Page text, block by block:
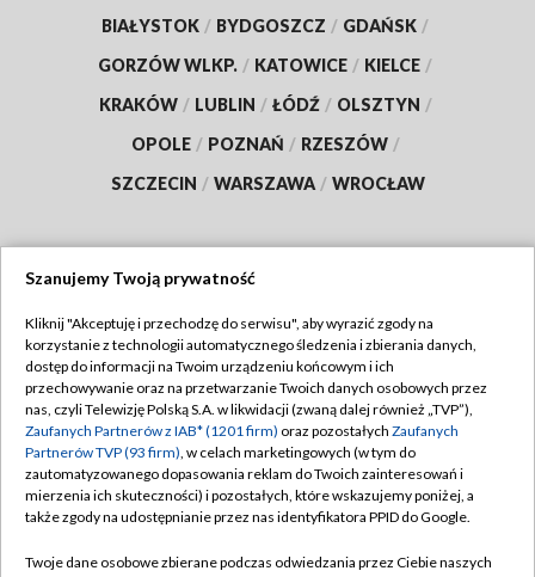
BIAŁYSTOK / BYDGOSZCZ / GDAŃSK /
GORZÓW WLKP. / KATOWICE / KIELCE /
KRAKÓW / LUBLIN / ŁÓDŹ / OLSZTYN /
OPOLE / POZNAŃ / RZESZÓW /
SZCZECIN / WARSZAWA / WROCŁAW
TVP
Abonament TVP
Emisja w TVP
Centrum informacji TVP
Naziemna Telewizja Cyfrowa
Regulamin TVP
Polityka prywatności
Moje zgody
Pomoc
Szanujemy Twoją prywatność
Kliknij "Akceptuję i przechodzę do serwisu", aby wyrazić zgody na
korzystanie z technologii automatycznego śledzenia i zbierania danych,
dostęp do informacji na Twoim urządzeniu końcowym i ich
przechowywanie oraz na przetwarzanie Twoich danych osobowych przez
nas, czyli Telewizję Polską S.A. w likwidacji (zwaną dalej również „TVP”),
Zaufanych Partnerów z IAB* (1201 firm) oraz pozostałych Zaufanych
Partnerów TVP (93 firm), w celach marketingowych (w tym do
zautomatyzowanego dopasowania reklam do Twoich zainteresowań i
mierzenia ich skuteczności) i pozostałych, które wskazujemy poniżej, a
także zgody na udostępnianie przez nas identyfikatora PPID do Google.
Twoje dane osobowe zbierane podczas odwiedzania przez Ciebie naszych